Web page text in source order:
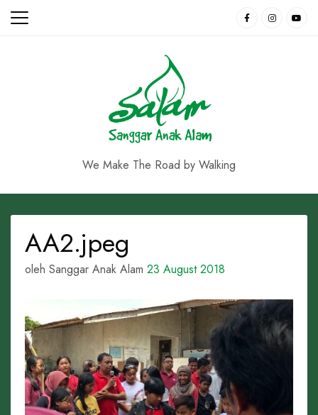
Skip
We Make The Road by Walking
AA2.jpeg
oleh Sanggar Anak Alam 23 August 2018